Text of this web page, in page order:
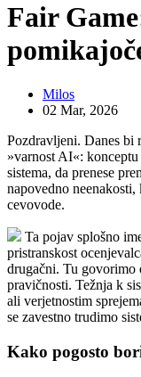
Fair
Milos
02 Mar, 2026
Pozdravljeni. Danes bi
»varnost AI«: konceptu
sistema, da prenese
napovedno
cevovode.
Ta pojav splošno
pristranskost
drugačni. Tu govorimo
pravičnosti. Težnja k
ali verjetnostim
se zavestno trudimo
Kako pogosto